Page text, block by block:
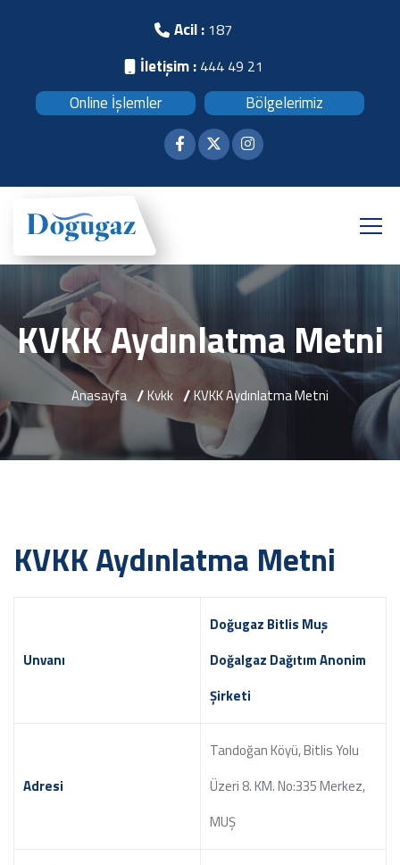
Acil : 187
İletişim : 444 49 21
Online İşlemler Bölgelerimiz
KVKK Aydınlatma Metni
Anasayfa Kvkk KVKK Aydınlatma Metni
KVKK Aydınlatma Metni
Unvanı
Doğugaz Bitlis Muş
Doğalgaz Dağıtım Anonim
Şirketi
Adresi
Tandoğan Köyü, Bitlis Yolu
Üzeri 8. KM. No:335 Merkez,
MUŞ